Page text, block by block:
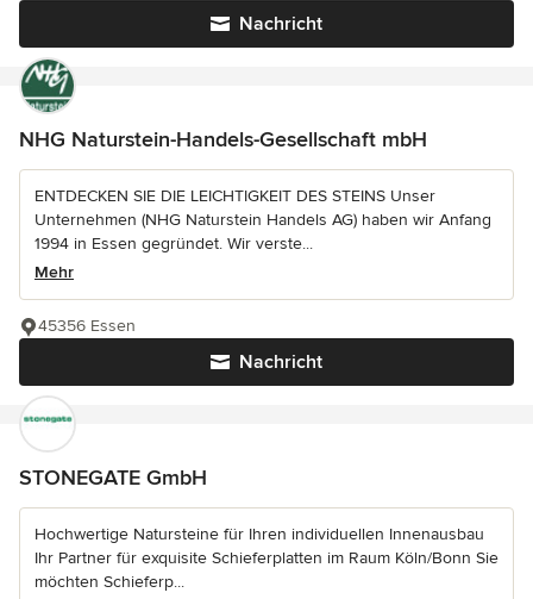
Nachricht
NHG Naturstein-Handels-Gesellschaft mbH
ENTDECKEN SIE DIE LEICHTIGKEIT DES STEINS Unser
Unternehmen (NHG Naturstein Handels AG) haben wir Anfang
1994 in Essen gegründet. Wir verste...
Mehr
Nachricht
45356 Essen
STONEGATE GmbH
Hochwertige Natursteine für Ihren individuellen Innenausbau
Ihr Partner für exquisite Schieferplatten im Raum Köln/Bonn Sie
möchten Schieferp...